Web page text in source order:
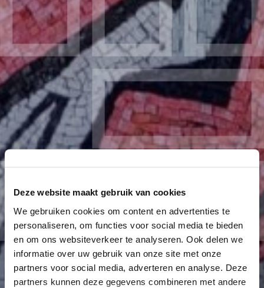
Deze website maakt gebruik van cookies
We gebruiken cookies om content en advertenties te
personaliseren, om functies voor social media te bieden
en om ons websiteverkeer te analyseren. Ook delen we
informatie over uw gebruik van onze site met onze
partners voor social media, adverteren en analyse. Deze
partners kunnen deze gegevens combineren met andere